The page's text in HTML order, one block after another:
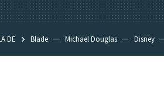
DE Blade Michael Douglas Disney